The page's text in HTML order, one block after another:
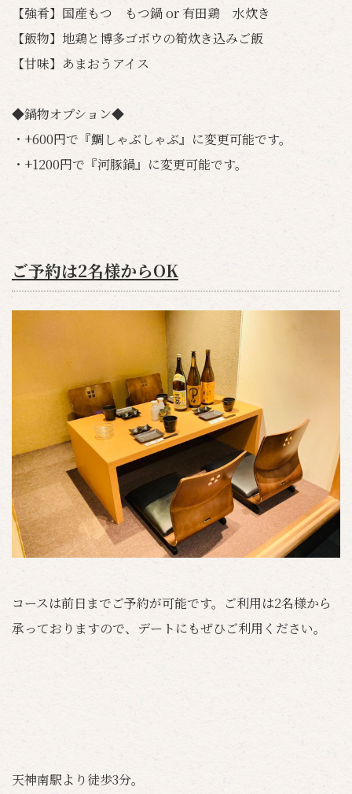
【強肴】国産もつ もつ鍋 or 有田鶏 水炊き
【飯物】地鶏と博多ゴボウの筍炊き込みご飯
【甘味】あまおうアイス
◆鍋物オプション◆
・+600円で『鯛しゃぶしゃぶ』に変更可能です。
・+1200円で『河豚鍋』に変更可能です。
ご予約は2名様からOK
コースは前日までご予約が可能です。ご利用は2名様から
承っておりますので、デートにもぜひご利用ください。
天神南駅より徒歩3分。